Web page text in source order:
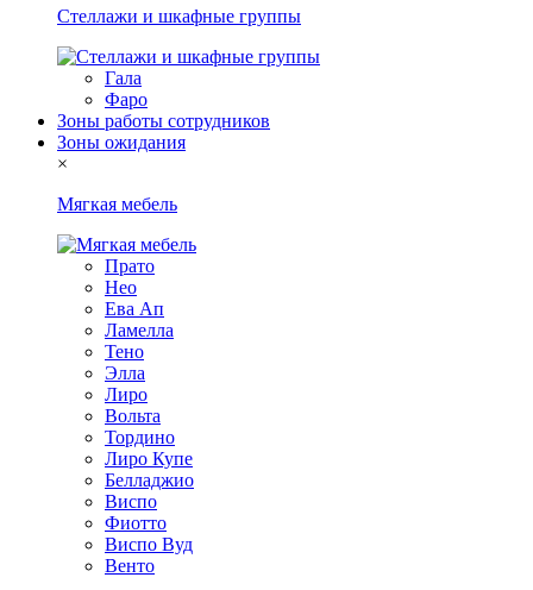
Стеллажи и шкафные группы
Гала
Фаро
Зоны работы сотрудников
Зоны ожидания
×
Мягкая мебель
Прато
Нео
Ева Ап
Ламелла
Тено
Элла
Лиро
Вольта
Тордино
Лиро Купе
Белладжио
Виспо
Фиотто
Виспо Вуд
Венто